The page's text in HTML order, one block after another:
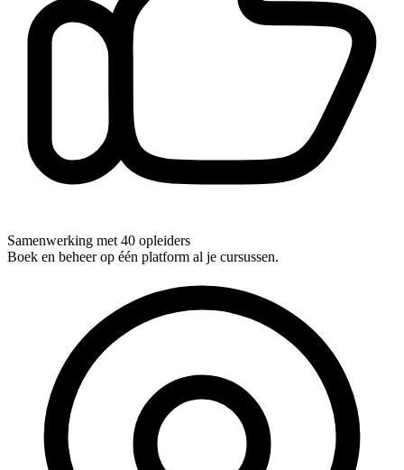
Samenwerking met 40 opleiders
Boek en beheer op één platform al je cursussen.